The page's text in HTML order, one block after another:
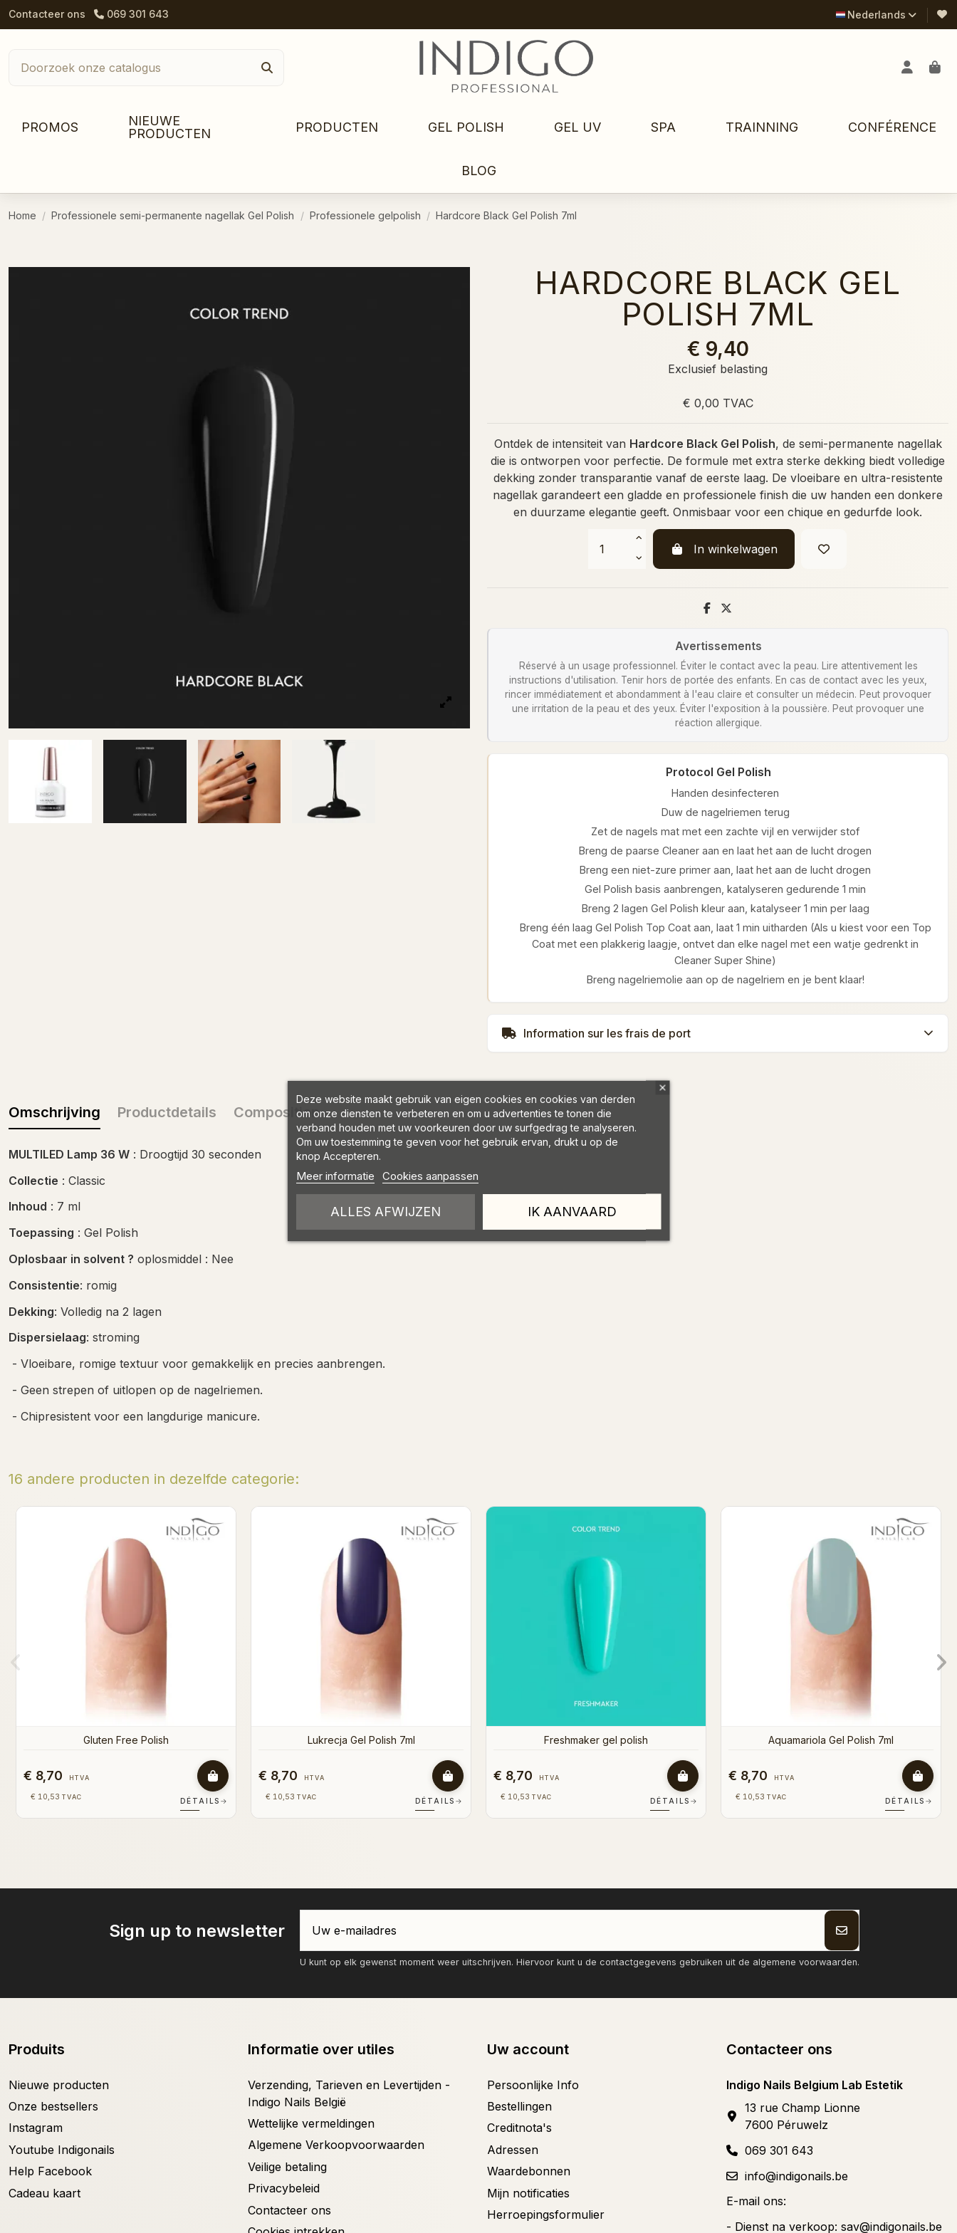
Contacteer ons 069 301 643 Nederlands
PROMOS
NIEUWE
PRODUCTEN
PRODUCTEN GEL POLISH GEL UV SPA TRAINNING CONFÉRENCE
BLOG
Home Professionele semi-permanente nagellak Gel Polish Professionele gelpolish Hardcore Black Gel Polish 7ml
HARDCORE BLACK GEL
POLISH 7ML
€ 9,40
Exclusief belasting
€ 0,00 TVAC
Ontdek de intensiteit van Hardcore Black Gel Polish, de semi-permanente nagellak
die is ontworpen voor perfectie. De formule met extra sterke dekking biedt volledige
dekking zonder transparantie vanaf de eerste laag. De vloeibare en ultra-resistente
nagellak garandeert een gladde en professionele finish die uw handen een donkere
en duurzame elegantie geeft. Onmisbaar voor een chique en gedurfde look.
In winkelwagen
Avertissements
Réservé à un usage professionnel. Éviter le contact avec la peau. Lire attentivement les
instructions d'utilisation. Tenir hors de portée des enfants. En cas de contact avec les yeux,
rincer immédiatement et abondamment à l'eau claire et consulter un médecin. Peut provoquer
une irritation de la peau et des yeux. Éviter l'exposition à la poussière. Peut provoquer une
réaction allergique.
Protocol Gel Polish
Handen desinfecteren
Duw de nagelriemen terug
Zet de nagels mat met een zachte vijl en verwijder stof
Breng de paarse Cleaner aan en laat het aan de lucht drogen
Breng een niet-zure primer aan, laat het aan de lucht drogen
Gel Polish basis aanbrengen, katalyseren gedurende 1 min
Breng 2 lagen Gel Polish kleur aan, katalyseer 1 min per laag
Breng één laag Gel Polish Top Coat aan, laat 1 min uitharden (Als u kiest voor een Top
Coat met een plakkerig laagje, ontvet dan elke nagel met een watje gedrenkt in
Cleaner Super Shine)
Breng nagelriemolie aan op de nagelriem en je bent klaar!
Information sur les frais de port
Omschrijving Productdetails Composition
MULTILED Lamp 36 W : Droogtijd 30 seconden
Collectie : Classic
Inhoud : 7 ml
Toepassing : Gel Polish
Oplosbaar in solvent ? oplosmiddel : Nee
Consistentie: romig
Dekking: Volledig na 2 lagen
Dispersielaag: stroming
- Vloeibare, romige textuur voor gemakkelijk en precies aanbrengen.
- Geen strepen of uitlopen op de nagelriemen.
- Chipresistent voor een langdurige manicure.
16 andere producten in dezelfde categorie:
€ 8,70 HTVA
€ 10,53 TVAC DÉTAILS →
Full Swimming Pool Gel Polish
€ 8,70 HTVA
€ 10,53 TVAC DÉTAILS →
€ 8,70 HTVA
€ 10,53 TVAC DÉTAILS →
€ 8,70 HTVA
€ 10,53 TVAC DÉTAILS →
Sign up to newsletter
U kunt op elk gewenst moment weer uitschrijven. Hiervoor kunt u de contactgegevens gebruiken uit de algemene voorwaarden.
Produits
Nieuwe producten
Onze bestsellers
Instagram
Youtube Indigonails
Help Facebook
Cadeau kaart
Informatie over utiles
Verzending, Tarieven en Levertijden -
Indigo Nails België
Wettelijke vermeldingen
Algemene Verkoopvoorwaarden
Veilige betaling
Privacybeleid
Contacteer ons
Uw account
Persoonlijke Info
Bestellingen
Creditnota's
Adressen
Waardebonnen
Mijn notificaties
Herroepingsformulier
Contacteer ons
Indigo Nails Belgium Lab Estetik
13 rue Champ Lionne
7600 Péruwelz
069 301 643
info@indigonails.be
E-mail ons:
- Dienst na verkoop: sav@indigonails.be
Deze website maakt gebruik van eigen cookies en cookies van derden
om onze diensten te verbeteren en om u advertenties te tonen die
verband houden met uw voorkeuren door uw surfgedrag te analyseren.
Om uw toestemming te geven voor het gebruik ervan, drukt u op de
knop Accepteren.
Meer informatie Cookies aanpassen
ALLES AFWIJZEN IK AANVAARD